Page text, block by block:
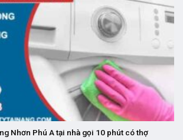
Nhơn Phú A tại nhà gọi 10 phút có thợ